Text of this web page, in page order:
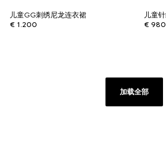
儿童GG刺绣尼龙连衣裙
€ 1.200
儿童
€ 980
加载全部